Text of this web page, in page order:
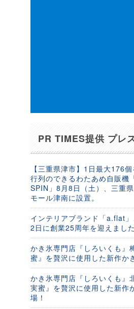
PR TIMES提供 プレ
【三重県津市】1日最大176個
行列のできるわたあめ自販機
SPIN」8月8日（土）、三重
モール津南に設置。
インテリアブランド「a.flat
2日に創業25周年を迎えました
かき氷専門店『しろいくも』
蜜』を贅沢に使用した新作か
かき氷専門店『しろいくも』
実蜜』を贅沢に使用した新作
場！